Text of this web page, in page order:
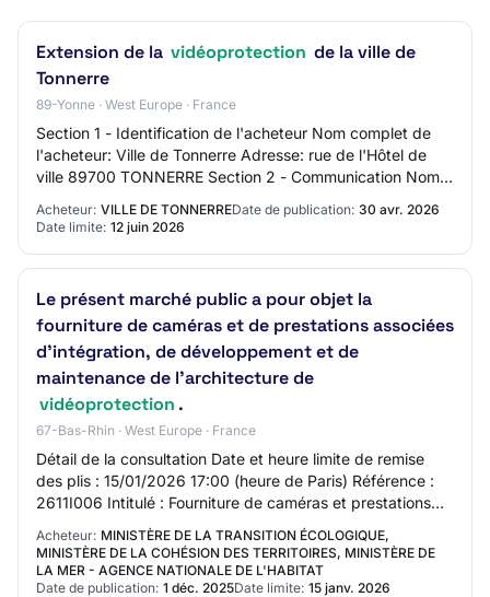
Extension de la vidéoprotection de la ville de
Tonnerre
89-Yonne · West Europe · France
Section 1 - Identification de l'acheteur Nom complet de
l'acheteur: Ville de Tonnerre Adresse: rue de l'Hôtel de
ville 89700 TONNERRE Section 2 - Communication Nom
Acheteur: VILLE DE TONNERREDate de publication: 30 avr. 2026
Date limite: 12 juin 2026
Le présent marché public a pour objet la
fourniture de caméras et de prestations associées
d'intégration, de développement et de
maintenance de l'architecture de
vidéoprotection .
67-Bas-Rhin · West Europe · France
Détail de la consultation Date et heure limite de remise
des plis : 15/01/2026 17:00 (heure de Paris) Référence :
2611I006 Intitulé : Fourniture de caméras et prestations
associées d'intégration, de…
Acheteur: MINISTÈRE DE LA TRANSITION ÉCOLOGIQUE,
MINISTÈRE DE LA COHÉSION DES TERRITOIRES, MINISTÈRE DE
LA MER - AGENCE NATIONALE DE L'HABITAT
Date de publication: 1 déc. 2025Date limite: 15 janv. 2026